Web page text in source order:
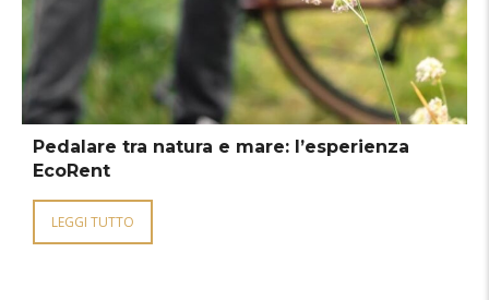
Pedalare tra natura e mare: l’esperienza
EcoRent
LEGGI TUTTO